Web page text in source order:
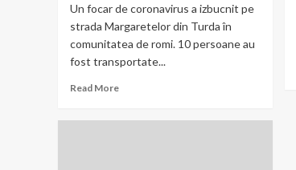
Un focar de coronavirus a izbucnit pe
strada Margaretelor din Turda în
comunitatea de romi. 10 persoane au
fost transportate...
Read More